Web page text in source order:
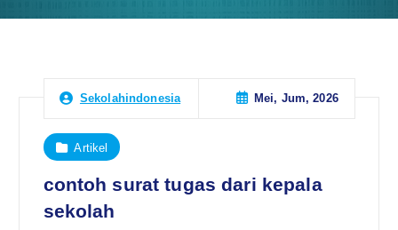
Sekolahindonesia Mei, Jum, 2026
Artikel
contoh surat tugas dari kepala
sekolah